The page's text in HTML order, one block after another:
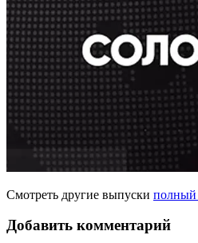
Смотреть другие выпуски полный
Добавить комментарий